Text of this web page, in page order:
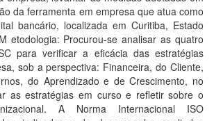
da ferramenta em empresa que atua como
bancário, localizada em Curitiba, Estado
etodologia: Procurou-se analisar as quatro
para verificar a eficácia das estratégias
sob a perspectiva: Financeira, do Cliente,
do Aprendizado e de Crescimento, no
as estratégias em curso e refletir sobre o
A Norma Internacional ISO